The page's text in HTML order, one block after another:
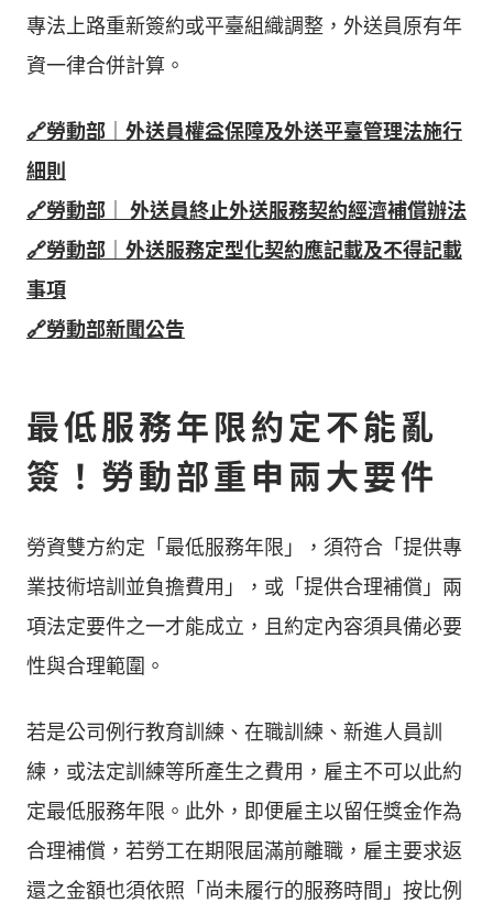
專法上路重新簽約或平臺組織調整，外送員原有年
資一律合併計算。
🔗勞動部｜外送員權益保障及外送平臺管理法施行
細則
🔗勞動部｜ 外送員終止外送服務契約經濟補償辦法
🔗勞動部｜外送服務定型化契約應記載及不得記載
事項
🔗勞動部新聞公告
最低服務年限約定不能亂
簽！勞動部重申兩大要件
勞資雙方約定「最低服務年限」，須符合「提供專
業技術培訓並負擔費用」，或「提供合理補償」兩
項法定要件之一才能成立，且約定內容須具備必要
性與合理範圍。
若是公司例行教育訓練、在職訓練、新進人員訓
練，或法定訓練等所產生之費用，雇主不可以此約
定最低服務年限。此外，即便雇主以留任獎金作為
合理補償，若勞工在期限屆滿前離職，雇主要求返
還之金額也須依照「尚未履行的服務時間」按比例